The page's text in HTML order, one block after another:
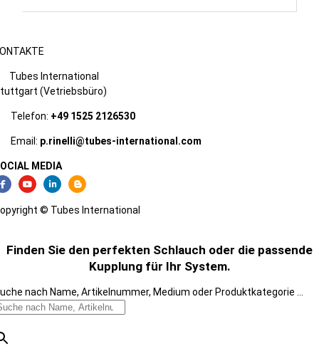
Tubes International
(Vetriebsbüro)
Telefon: +49 1525 2126530
Email: p.rinelli@tubes-international.com
MEDIA
© Tubes International
Finden Sie den perfekten Schlauch oder die passende
Kupplung für Ihr System.
nach Name, Artikelnummer, Medium oder Produktkategorie ...